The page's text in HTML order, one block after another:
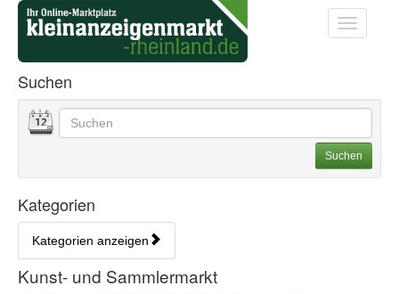
Startseite
Startseite
Toggle
Anzeigenliste Übersicht
Suchen
Suchoptionen
Datum Geben Sie hier Ihre Suchbegriffe ein. Sie können
Suchen
Kategorien
Kategorien anzeigen
Rubrik:
Kunst- und Sammlermarkt